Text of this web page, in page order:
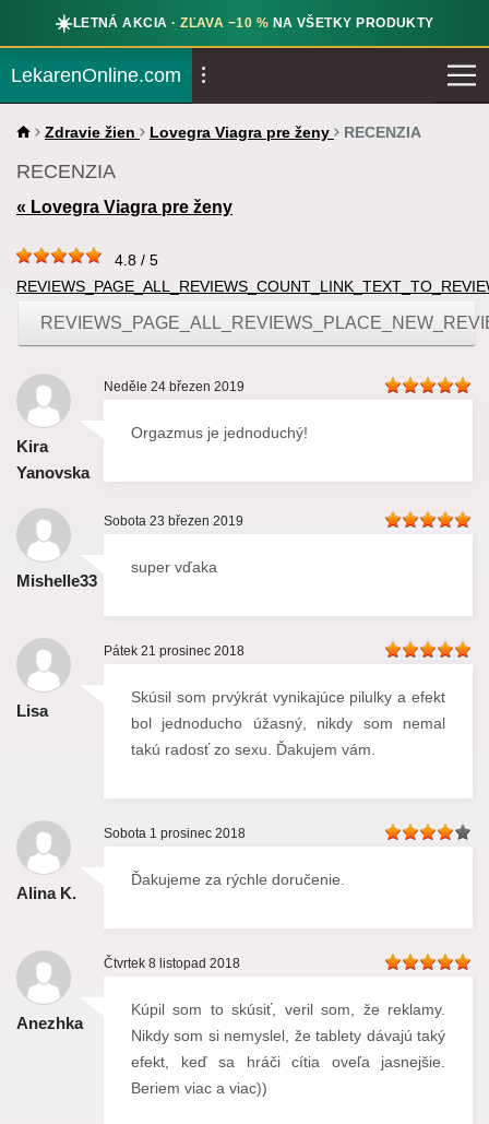
☀️LETNÁ AKCIA ·ZĽAVA −10 % NA VŠETKY PRODUKTY
LekarenOnline.com
Zdravie žien Lovegra Viagra pre ženy RECENZIA
RECENZIA
« Lovegra Viagra pre ženy
4.8 / 5
Kira
Yanovska
Neděle 24 březen 2019
Orgazmus je jednoduchý!
Mishelle33
Sobota 23 březen 2019
super vďaka
Lisa
Pátek 21 prosinec 2018
Skúsil som prvýkrát vynikajúce pilulky a efekt
bol jednoducho úžasný, nikdy som nemal
takú radosť zo sexu. Ďakujem vám.
Alina K.
Sobota 1 prosinec 2018
Ďakujeme za rýchle doručenie.
Anezhka
Čtvrtek 8 listopad 2018
Kúpil som to skúsiť, veril som, že reklamy.
Nikdy som si nemyslel, že tablety dávajú taký
efekt, keď sa hráči cítia oveľa jasnejšie.
Beriem viac a viac))